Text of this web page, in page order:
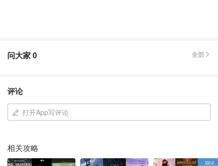
问大家0 全部
评论
打开App写评论
相关攻略